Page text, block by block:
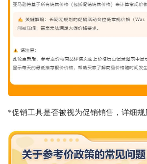
*促销工具是否被视为促销销售，详细规